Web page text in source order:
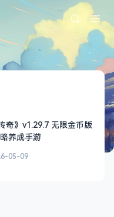
奇》v1.29.7 无限金币版
养成手游
05-09